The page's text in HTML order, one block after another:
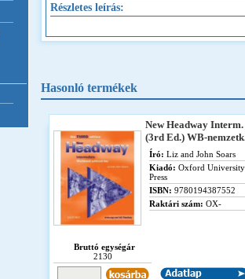
Részletes leírás:
Hasonló termékek
New Headway Interm.
(3rd Ed.) WB-
Író: Liz and John Soars
Kiadó: Oxford University
Press
ISBN: 9780194387552
Raktári szám: OX-
Bruttó egységár
2130